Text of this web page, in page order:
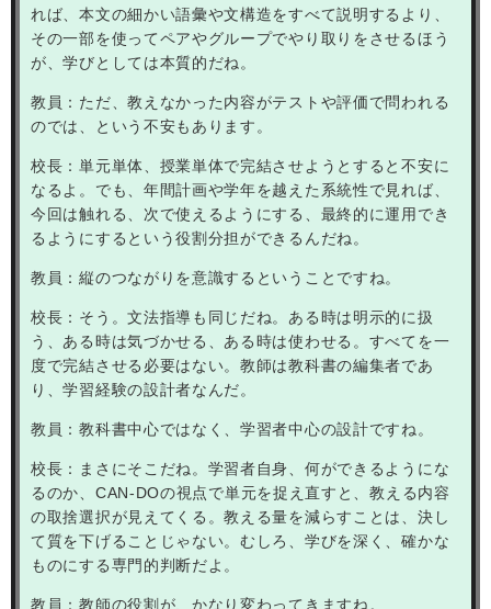
れば、本文の細かい語彙や文構造をすべて説明するより、
その一部を使ってペアやグループでやり取りをさせるほう
が、学びとしては本質的だね。
教員：ただ、教えなかった内容がテストや評価で問われる
のでは、という不安もあります。
校長：単元単体、授業単体で完結させようとすると不安に
なるよ。でも、年間計画や学年を越えた系統性で見れば、
今回は触れる、次で使えるようにする、最終的に運用でき
るようにするという役割分担ができるんだね。
教員：縦のつながりを意識するということですね。
校長：そう。文法指導も同じだね。ある時は明示的に扱
う、ある時は気づかせる、ある時は使わせる。すべてを一
度で完結させる必要はない。教師は教科書の編集者であ
り、学習経験の設計者なんだ。
教員：教科書中心ではなく、学習者中心の設計ですね。
校長：まさにそこだね。学習者自身、何ができるようにな
るのか、 CAN-DOの視点で単元を捉え直すと、教える内容
の取捨選択が見えてくる。教える量を減らすことは、決し
て質を下げることじゃない。むしろ、学びを深く、確かな
ものにする専門的判断だよ。
教員：教師の役割が、かなり変わってきますね。